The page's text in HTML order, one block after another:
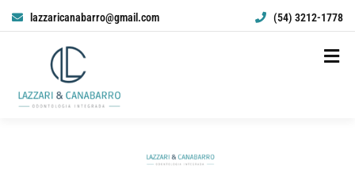
lazzaricanabarro@gmail.com (54) 3212-1778